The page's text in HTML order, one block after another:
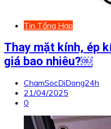
Tin Tổng Hợp
Thay mặt kính, ép
giá bao nhiêu?￼
ChamSocDiDong24h
21/04/2025
0